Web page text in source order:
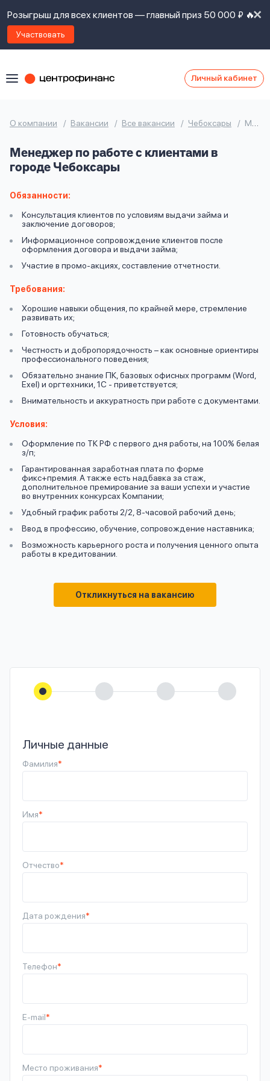
Розыгрыш для всех клиентов — главный приз 50 000 ₽ 🔥
Участвовать
Личный кабинет
О компании Вакансии Все вакансии Чебоксары Менеджер по работе с клиентами
Менеджер по работе с клиентами в
городе Чебоксары
Обязанности:
Консультация клиентов по условиям выдачи займа и
заключение договоров;
Информационное сопровождение клиентов после
оформления договора и выдачи займа;
Участие в промо-акциях, составление отчетности.
Требования:
Хорошие навыки общения, по крайней мере, стремление
развивать их;
Готовность обучаться;
Честность и добропорядочность – как основные ориентиры
профессионального поведения;
Обязательно знание ПК, базовых офисных программ (Word,
Exel) и оргтехники, 1С - приветствуется;
Внимательность и аккуратность при работе с документами.
Условия:
Оформление по ТК РФ с первого дня работы, на 100% белая
з/п;
Гарантированная заработная плата по форме
фикс+премия. А также есть надбавка за стаж,
дополнительное премирование за ваши успехи и участие
во внутренних конкурсах Компании;
Удобный график работы 2/2, 8-часовой рабочий день;
Ввод в профессию, обучение, сопровождение наставника;
Возможность карьерного роста и получения ценного опыта
работы в кредитовании.
Откликнуться на вакансию
Личные данные
Фамилия*
Имя*
Отчество*
Дата рождения*
Телефон*
E-mail*
Место проживания*
Оформить заявку
Войти под другим номером
контакты
Задать
Ответы
на
Ок
Ок
Я
правилами
предоставления
политикой
даю
согласие
на
обработку
личных